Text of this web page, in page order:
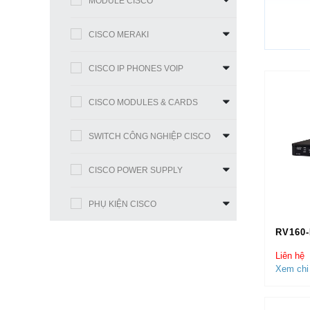
IP.
cho
từng
phân
khách
Liên hệ
Xem
CISCO MERAKI
CISCO IP PHONES VOIP
CISCO MODULES & CARDS
SWITCH CÔNG NGHIỆP CISCO
CISCO POWER SUPPLY
PHỤ KIỆN CISCO